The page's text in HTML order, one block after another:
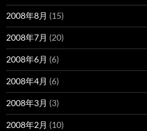
2008年8月 (15)
2008年7月 (20)
2008年6月 (6)
2008年4月 (6)
2008年3月 (3)
2008年2月 (10)